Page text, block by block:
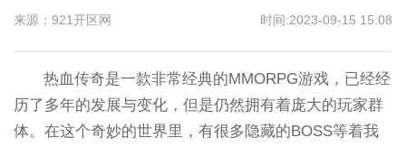
来源：921开区网 时间:2023-09-15 15:08
热血传奇是一款非常经典的MMORPG游戏，已经经
历了多年的发展与变化，但是仍然拥有着庞大的玩家群
体。在这个奇妙的世界里，有很多隐藏的BOSS等着我